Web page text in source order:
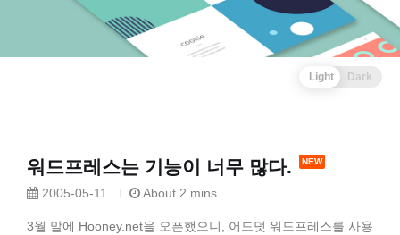
Light Dark
워드프레스는 기능이 너무 많다.
2005-05-11 About 2 mins
3월 말에 Hooney.net을 오픈했으니, 어드덧 워드프레스를 사용